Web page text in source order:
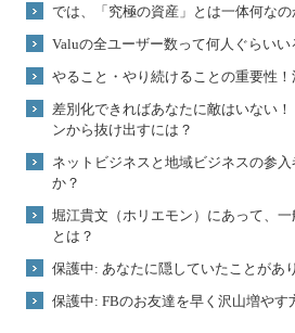
では、「究極の資産」とは一体何なの
Valuの全ユーザー数って何人ぐらいい
やること・やり続けることの重要性！
差別化できればあなたに敵はいない
ンから抜け出すには？
ネットビジネスと地域ビジネスの参
か？
堀江貴文（ホリエモン）にあって、
とは？
保護中: あなたに隠していたことがあ
保護中: FBのお友達を早く沢山増やす